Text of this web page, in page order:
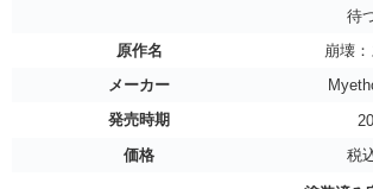
待
原作名
崩壊
メーカー
発売時期
価格
税